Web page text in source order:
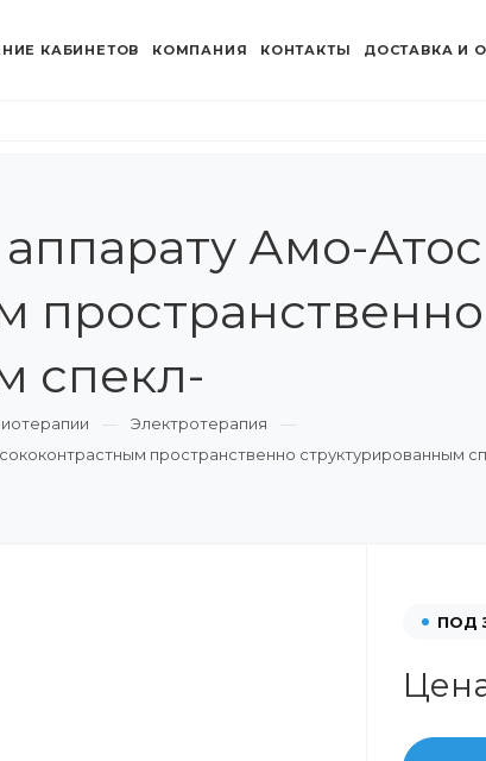
КАБИНЕТОВ КОМПАНИЯ КОНТАКТЫ ДОСТАВКА И
Амо-
пространственно
спекл-
Электротерапия
пространственно структурированным
ПОД